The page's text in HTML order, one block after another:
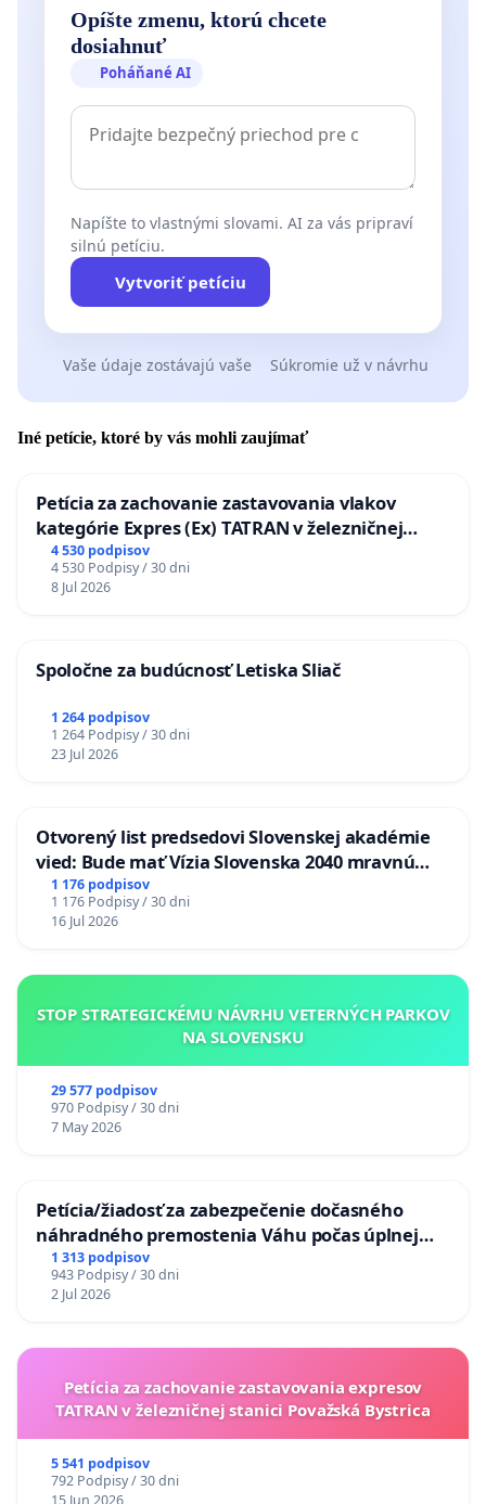
Opíšte zmenu, ktorú chcete
dosiahnuť
Poháňané AI
Napíšte to vlastnými slovami. AI za vás pripraví
silnú petíciu.
Vytvoriť petíciu
Vaše údaje zostávajú vaše Súkromie už v návrhu
Iné petície, ktoré by vás mohli zaujímať
Petícia za zachovanie zastavovania vlakov
kategórie Expres (Ex) TATRAN v železničnej
stanici Púchov
4 530 podpisov
4 530 Podpisy / 30 dni
8 Jul 2026
Spoločne za budúcnosť Letiska Sliač
1 264 podpisov
1 264 Podpisy / 30 dni
23 Jul 2026
Otvorený list predsedovi Slovenskej akadémie
vied: Bude mať Vízia Slovenska 2040 mravnú
chrbticu?
1 176 podpisov
1 176 Podpisy / 30 dni
16 Jul 2026
STOP STRATEGICKÉMU NÁVRHU VETERNÝCH PARKOV
NA SLOVENSKU
29 577 podpisov
970 Podpisy / 30 dni
7 May 2026
Petícia/žiadosť za zabezpečenie dočasného
náhradného premostenia Váhu počas úplnej
uzávery Vážskeho mosta v Komárne
1 313 podpisov
943 Podpisy / 30 dni
2 Jul 2026
Petícia za zachovanie zastavovania expresov
TATRAN v železničnej stanici Považská Bystrica
5 541 podpisov
792 Podpisy / 30 dni
15 Jun 2026